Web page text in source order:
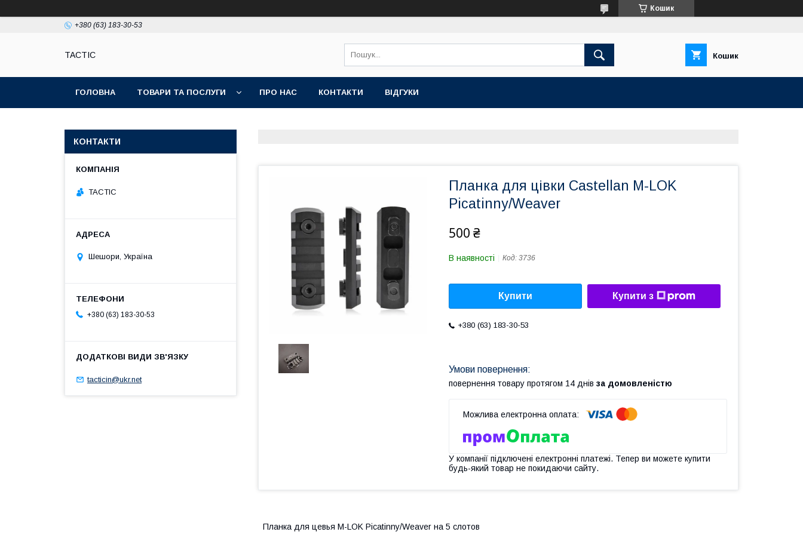
Кошик
+380 (63) 183-30-53
TACTIC Кошик
ГОЛОВНА ТОВАРИ ТА ПОСЛУГИ ПРО НАС КОНТАКТИ ВІДГУКИ
Планка для цівки Castellan M-LOK
Picatinny/Weaver
500 ₴
В наявності Код: 3736
Купити Купити з
+380 (63) 183-30-53
повернення товару протягом 14 днів за домовленістю
У компанії підключені електронні платежі. Тепер ви можете купити
будь-який товар не покидаючи сайту.
Планка для цевья M-LOK Picatinny/Weaver на 5 слотов
КОНТАКТИ
TACTIC
Шешори, Україна
+380 (63) 183-30-53
tacticin@ukr.net